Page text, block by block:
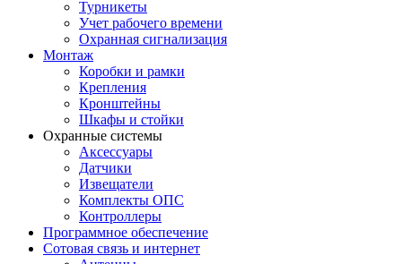
Турникеты
Учет рабочего времени
Охранная сигнализация
Монтаж
Коробки и рамки
Крепления
Кронштейны
Шкафы и стойки
Охранные системы
Аксессуары
Датчики
Извещатели
Комплекты ОПС
Контроллеры
Программное обеспечение
Сотовая связь и интернет